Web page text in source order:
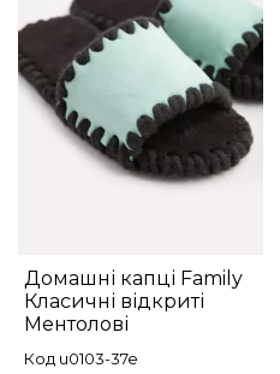
Домашні капці Family
Класичні відкриті
Ментолові
Код u0103-37e